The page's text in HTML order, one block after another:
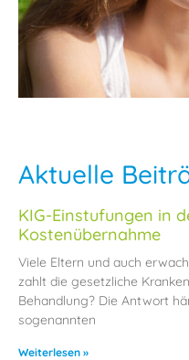
Aktuelle
KIG-Einstufungen in
Kostenübernahme
Viele Eltern und auch
zahlt die gesetzliche
Behandlung? Die Antwort
sogenannten
Weiterlesen »